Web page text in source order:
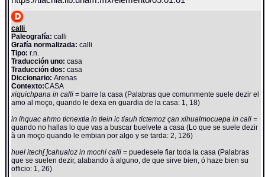
calli
Paleografía: calli
Grafía normalizada: calli
Tipo: r.n.
Traducción uno: casa
Traducción dos: casa
Diccionario:Arenas
Contexto:CASA
xiquichpana in calli= barre la casa (Palabras que comunmente suele dezir el
amo al moço, quando le dexa en guardia de la casa: 1, 18)
in ihquac ahmo ticnextia in tlein ic tiauh tictemoz çan xihualmocuepa in cali=
quando no hallas lo que vas a buscar buelvete a casa (Lo que se suele dezir
à un moço quando le embian por algo y se tarda: 2, 126)
huel itech[ ]cahualoz in mochi calli= puedesele fiar toda la casa (Palabras
que se suelen dezir, alabando à alguno, de que sirve bien, ó haze bien su
officio: 1, 26)